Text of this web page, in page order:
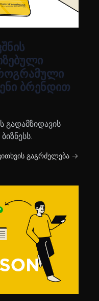
ბრენდით
გადამზიდავის
გაგრძელება →